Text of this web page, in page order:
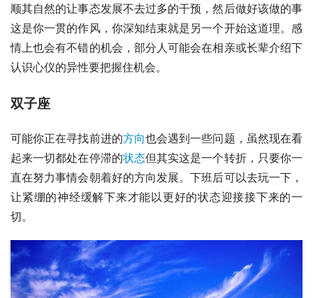
顺其自然的让事态发展不去过多的干预，然后做好该做的事
这是你一贯的作风，你深知结束就是另一个开始这道理。感
情上也会有不错的机会，部分人可能会在相亲或长辈介绍下
认识心仪的异性要把握住机会。
双子座
可能你正在寻找前进的方向也会遇到一些问题，虽然现在看
起来一切都处在停滞的状态但其实这是一个转折，只要你一
直在努力事情会朝着好的方向发展。下班后可以去玩一下，
让紧绷的神经缓解下来才能以更好的状态迎接接下来的一
切。